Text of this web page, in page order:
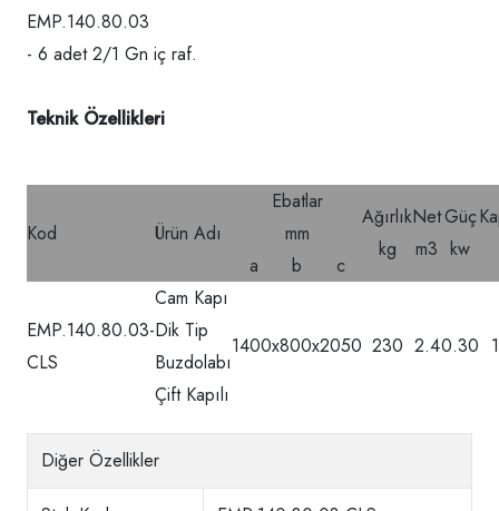
EMP.140.80.03
- 6 adet 2/1 Gn iç raf.
Teknik Özellikleri
Kod Ürün Adı
Ebatlar
mm
Ağırlık
kg
Net
m3
Güç
kw
a
b c
EMP.140.80.03-
CLS
Cam Kapı
Dik Tip
Buzdolabı
Çift Kapılı
1400x800x2050 230 2.40.30
Diğer Özellikler